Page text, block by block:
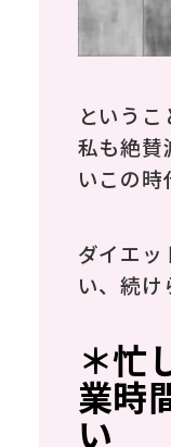
というこ
私も絶賛
いこの
ダイエッ
い、続け
＊忙
業時
い